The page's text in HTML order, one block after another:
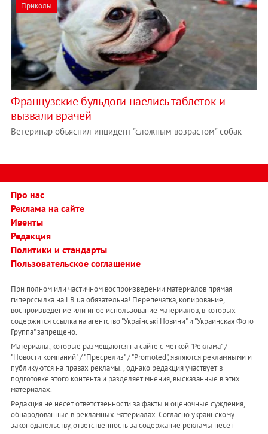
Приколы
Французские бульдоги наелись таблеток и
вызвали врачей
Ветеринар объяснил инцидент "сложным возрастом" собак
Про нас
Реклама на сайте
Ивенты
Редакция
Политики и стандарты
Пользовательское соглашение
При полном или частичном воспроизведении материалов прямая
гиперссылка на LB.ua обязательна! Перепечатка, копирование,
воспроизведение или иное использование материалов, в которых
содержится ссылка на агентство "Українськi Новини" и "Украинская Фото
Группа" запрещено.
Материалы, которые размещаются на сайте с меткой "Реклама" /
"Новости компаний" / "Пресрелиз" / "Promoted", являются рекламными и
публикуются на правах рекламы. , однако редакция участвует в
подготовке этого контента и разделяет мнения, высказанные в этих
материалах.
Редакция не несет ответственности за факты и оценочные суждения,
обнародованные в рекламных материалах. Согласно украинскому
законодательству, ответственность за содержание рекламы несет